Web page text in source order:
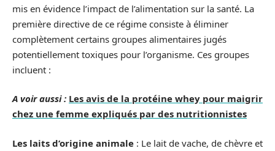
mis en évidence l’impact de l’alimentation sur la santé. La
première directive de ce régime consiste à éliminer
complètement certains groupes alimentaires jugés
potentiellement toxiques pour l’organisme. Ces groupes
incluent :
A voir aussi : Les avis de la protéine whey pour maigrir
chez une femme expliqués par des nutritionnistes
Les laits d’origine animale : Le lait de vache, de chèvre et